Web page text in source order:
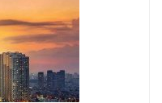
– TẠI HÓC MÔN